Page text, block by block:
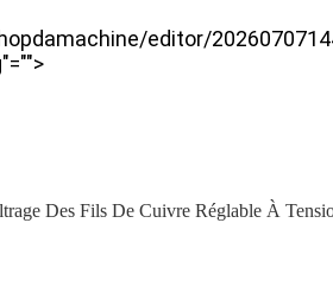
editor/
Des Fils De Cuivre Réglable À